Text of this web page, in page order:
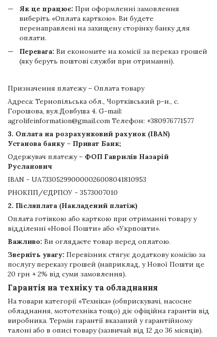
Як це працює: При оформленні замовлення
виберіть «Оплата карткою». Ви будете
перенаправлені на захищену сторінку банку для
оплати.
Перевага: Ви економите на комісії за переказ грошей
(яку беруть поштові служби при отриманні).
Призначення платежу – Оплата товару
Адреса: Тернопільська обл., Чортківський р-н., с.
Горошова, вул.Довбуша 4. G-mail:
agrolifeinformation@gmail.com Телефон: +380976771577
3. Оплата на розрахунковий рахунок (IBAN)
Установа банку – Приват Банк;
Одержувач платежу – ФОП Гаврилів Назарій
Русланович
IBAN - UA733052990000026008041810953
РНОКПП/ЄДРПОУ - 3573007010
2. Післяплата (Накладений платіж)
Оплата готівкою або карткою при отриманні товару у
відділенні «Нової Пошти» або «Укрпошти».
Важливо: Ви оглядаєте товар перед оплатою.
Зверніть увагу: Перевізник стягує додаткову комісію за
послугу переказу грошей (наприклад, у Нової Пошти це
20 грн + 2% від суми замовлення).
Гарантія на техніку та обладнання
На товари категорії «Техніка» (обприскувачі, насосне
обладнання, мототехніка тощо) діє офіційна гарантія від
виробника. Термін гарантії вказаний у гарантійному
талоні або в описі товару (зазвичай від 12 до 36 місяців).